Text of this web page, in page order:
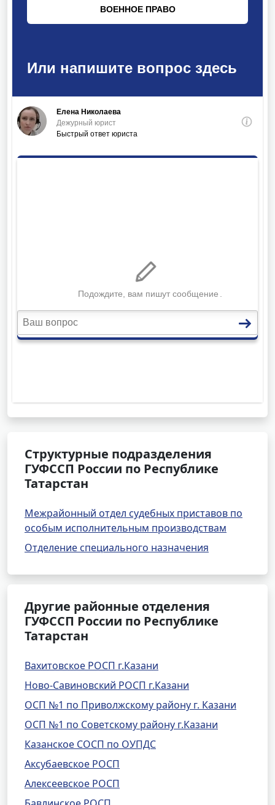
Структурные подразделения
ГУФССП России по Республике
Татарстан
Межрайонный отдел судебных приставов по
особым исполнительным производствам
Отделение специального назначения
Другие районные отделения
ГУФССП России по Республике
Татарстан
Вахитовское РОСП г.Казани
Ново-Савиновский РОСП г.Казани
ОСП №1 по Приволжскому району г. Казани
ОСП №1 по Советскому району г.Казани
Казанское СОСП по ОУПДС
Аксубаевское РОСП
Алексеевское РОСП